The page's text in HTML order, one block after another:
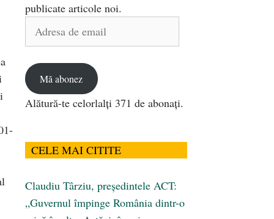
publicate articole noi.
Adresa
Mă abonez
Alătură-te celorlalți 371 de abonați.
CELE MAI CITITE
Claudiu Târziu, președintele ACT:
„Guvernul împinge România dintr-o